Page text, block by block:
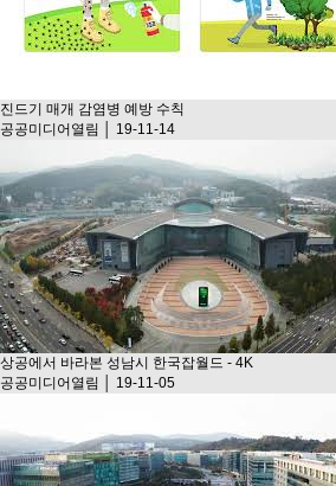
진드기 매개 감염병 예방 수칙
공공미디어열림 │ 19-11-14
상공에서 바라본 성남시 한국잡월드 - 4K
공공미디어열림 │ 19-11-05